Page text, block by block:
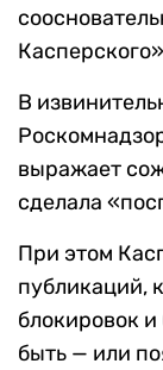
В
выражает
сделала
При этом
публикаций,
блокировок и
быть — или